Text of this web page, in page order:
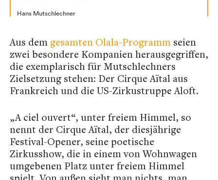
Hans Mutschlechner
Aus dem gesamten Olala-Programm seien
zwei besondere Kompanien herausgegriffen,
die exemplarisch für Mutschlechners
Zielsetzung stehen: Der Cirque Aïtal aus
Frankreich und die US-Zirkustruppe Aloft.
„A ciel ouvert“, unter freiem Himmel, so
nennt der Cirque Aïtal, der diesjährige
Festival-Opener, seine poetische
Zirkusshow, die in einem von Wohnwagen
umgebenen Platz unter freiem Himmel